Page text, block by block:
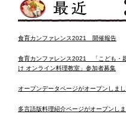
食育カンファレンス2021 開催報告
食育カンファレンス2021 「こども・
け オンライン料理教室」参加者募集
オープンデータページがオープンしま
多言語版料理紹介ページがオープンし